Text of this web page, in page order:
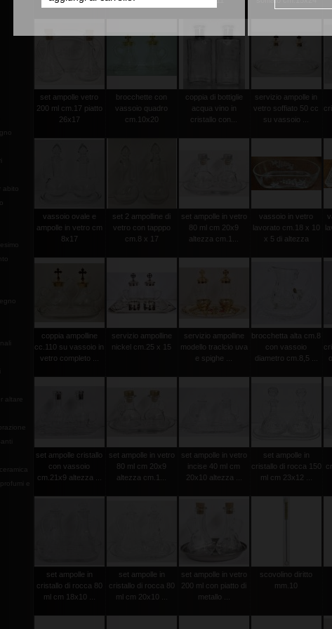
altare
e
set ampolle vetro
200 ml cm.17 piatto
26x17
brocchette con
vassoio quadro
cm.10x20
coppia di bottiglie
acqua vino in
cristallo con...
servizio ampolle in
vetro soffiato 50 cc
su vassoio ...
vassoio ovale e
ampolle in vetro cm
8x17
set 2 ampolline di
vetro con tapppo
cm.8 x 17
set ampolle in vetro
80 ml cm 20x9
altezza cm.1...
vassoio in vetro
lavorato cm.18 x 10
x 5 di altezza
coppia ampolline
cc.110 su vassoio in
vetro completo ...
servizio ampolline
nickel cm.25 x 15
servizio ampolline
modello traclcio uva
e spighe ...
brocchetta alta cm.8
con vassoio
diametro cm.8,5 ...
set ampolle cristallo
con vassoio
cm.21x9 altezza ...
set ampolle in vetro
80 ml cm 20x9
altezza cm.1...
set ampolle in vetro
incise 40 ml cm
20x10 altezza ...
set ampolle in
cristallo di rocca 150
ml cm 23x12 ...
set ampolle in
cristallo di rocca 80
ml cm 18x10 ...
set ampolle in
cristallo di rocca 80
ml cm 20x10 ...
set ampolle in vetro
200 ml con piatto di
metallo ...
scovolino diritto
mm.10